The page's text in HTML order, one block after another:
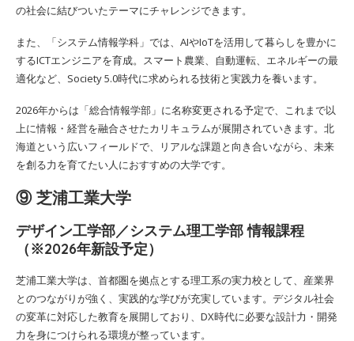
の社会に結びついたテーマにチャレンジできます。
また、「システム情報学科」では、AIやIoTを活用して暮らしを豊かに
するICTエンジニアを育成。スマート農業、自動運転、エネルギーの最
適化など、Society 5.0時代に求められる技術と実践力を養います。
2026年からは「総合情報学部」に名称変更される予定で、これまで以
上に情報・経営を融合させたカリキュラムが展開されていきます。北
海道という広いフィールドで、リアルな課題と向き合いながら、未来
を創る力を育てたい人におすすめの大学です。
⑨ 芝浦工業大学
デザイン工学部／システム理工学部 情報課程
（※2026年新設予定）
芝浦工業大学は、首都圏を拠点とする理工系の実力校として、産業界
とのつながりが強く、実践的な学びが充実しています。デジタル社会
の変革に対応した教育を展開しており、DX時代に必要な設計力・開発
力を身につけられる環境が整っています。